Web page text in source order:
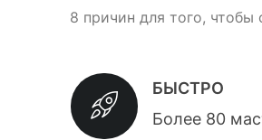
8 причин для того, чтобы
БЫСТРО
Более 80